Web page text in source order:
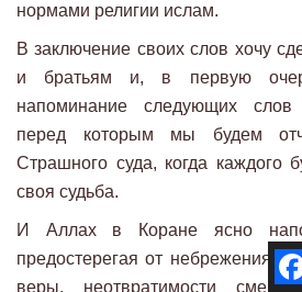
нормами религии ислам.
В заключение своих слов хочу
и братьям и, в первую
напоминание следующих слов
перед которым мы будем
Страшного суда, когда каждого
своя судьба.
И Аллах в Коране ясно
предостерегая от небрежения в
веры, неотвратимости